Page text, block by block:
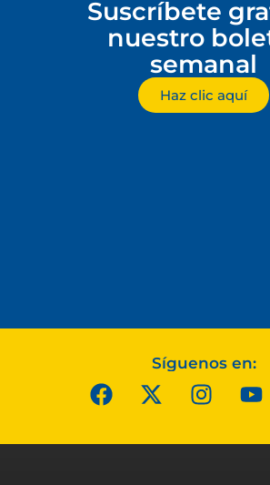
Suscríbete
nuestro
semanal
Haz clic aquí
Síguenos en: